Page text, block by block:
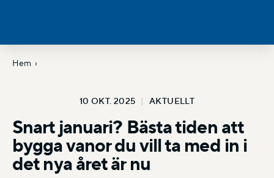
Hem
10 OKT. 2025 | AKTUELLT
Snart januari? Bästa tiden att
bygga vanor du vill ta med in i
det nya året är nu